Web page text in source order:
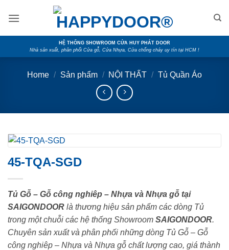
HỆ THỐNG SHOWROOM CỬA HUY PHÁT DOOR
Nhà sản xuất, phân phối Cửa gỗ, Cửa Nhựa, Cửa chống cháy uy tín tại HCM !
Home / Sản phẩm / NỘI THẤT / Tủ Quần Áo
45-TQA-SGD
Tủ Gỗ – Gỗ công nghiêp – Nhựa và Nhựa gỗ tại
SAIGONDOOR là thương hiệu sản phẩm các dòng Tủ
trong một chuỗi các hệ thống Showroom SAIGONDOOR.
Chuyên sản xuất và phân phối những dòng Tủ Gỗ – Gỗ
công nghiêp – Nhựa và Nhựa gỗ chất lượng cao, giá thành